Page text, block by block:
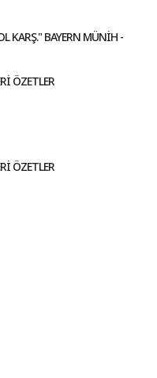
KARŞ." BAYERN MÜNİH -
ÖZETLER
ÖZETLER